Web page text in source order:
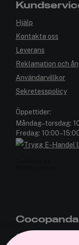
Hjälp
Kontakta oss
Leverans
Reklamation och
Användarvillkor
Sekretesspolicy
Öppettider:
Måndag–torsdag:
Fredag:
Om oss